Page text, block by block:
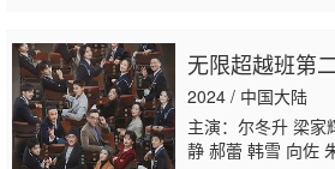
无限超越班第
2024 / 中国大陆
主演：尔冬升 梁家
静 郝蕾 韩雪 向佐